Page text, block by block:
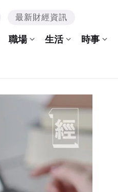
最新財經資訊
職場 生活 時事